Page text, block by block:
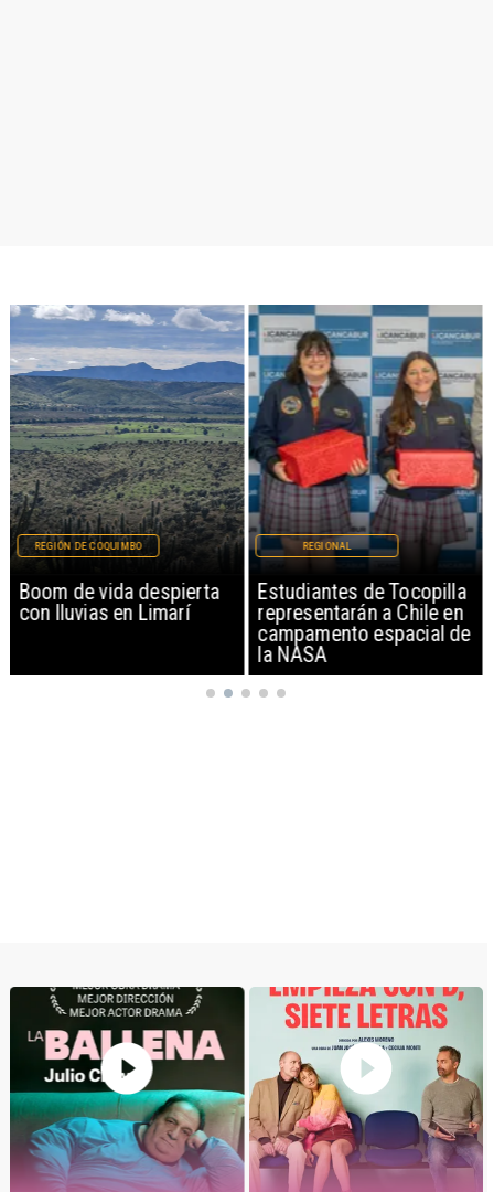
Boom de vida despierta
con lluvias en Limarí
REGIÓN DE COQUIMBO
Estudiantes de Tocopilla
representarán a Chile en
campamento espacial de
la NASA
REGIONAL